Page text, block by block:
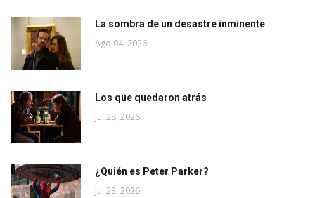
La sombra de un desastre inminente
Ago 04, 2026
Los que quedaron atrás
Jul 28, 2026
¿Quién es Peter Parker?
Jul 28, 2026